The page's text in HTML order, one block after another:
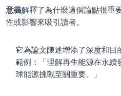
意義解釋了為什麼這個論點很重
性或影響來吸引讀者。
它為論文陳述增添了深度和目
範例：「理解再生能源在永續
球能源挑戰至關重要。」